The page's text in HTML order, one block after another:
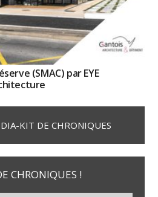
(SMAC) par EYE
KIT DE CHRONIQUES
CHRONIQUES !